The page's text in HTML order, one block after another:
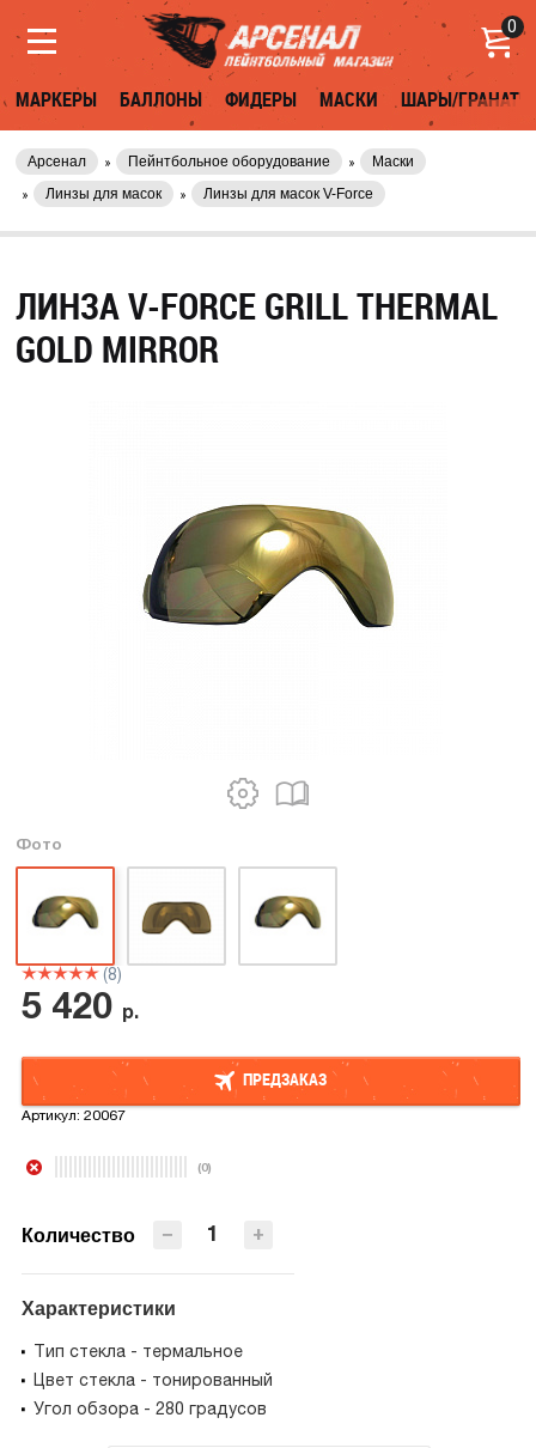
0
МАРКЕРЫ БАЛЛОНЫ ФИДЕРЫ МАСКИ ШАРЫ/ГРАНАТЫ
Арсенал Пейнтбольное оборудование
Маски
Линзы для масок
Линзы для масок V-Force
ЛИНЗА V-FORCE GRILL THERMAL
GOLD MIRROR
Фото
(8)
5 420 р.
ПРЕДЗАКАЗ
Артикул:20067
(0)
Количество +
−
Характеристики
Тип стекла - термальное
Цвет стекла - тонированный
Угол обзора - 280 градусов